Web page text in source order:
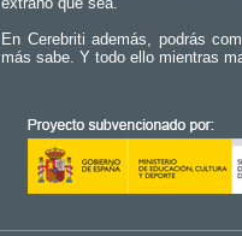
En Cerebriti además, podrás
más sabe. Y todo ello mientras